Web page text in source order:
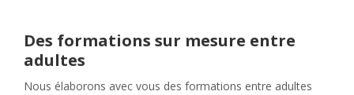
Des formations sur mesure entre
adultes
Nous élaborons avec vous des formations entre adultes